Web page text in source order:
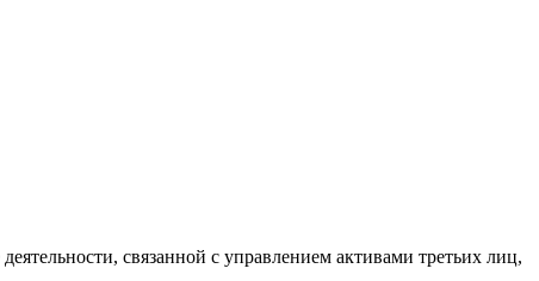
связанной с управлением активами третьих лиц,